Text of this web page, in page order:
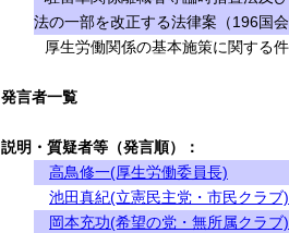
法の一部を改正する法律案（196国会
厚生労働関係の基本施策に関する
発言者一覧
説明・質疑者等（発言順）：
高鳥修一(厚生労働委員長)
池田真紀(立憲民主党・市民クラブ)
岡本充功(希望の党・無所属クラブ)